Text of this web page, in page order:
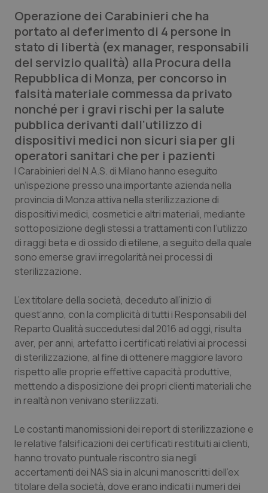
Professionisti Sanitari.AI
Abruzzo
Basilicata
Calabria
Campania
Emilia-Romagna
Friuli Venezia Giulia
Lazio
Liguria
Marche
Molise
Piemonte
Provincia Autonoma di Trento
Puglia
QS Pro Gold
Artrite & artrosi
Asma & BPCO
Car-T
Colesterolo & coronaropatie
Dermatite Atopica
Diabete & glucometri
Disturbi dell’umore
Donna & Salute
Epatiti
HIV
Ipertensione & Scompenso
Malattie rare
QS Club Newsletter
Operazione dei Carabinieri che ha
portato al deferimento di 4 persone in
stato di libertà (ex manager, responsabili
del servizio qualità) alla Procura della
Repubblica di Monza, per concorso in
falsità materiale commessa da privato
nonché per i gravi rischi per la salute
pubblica derivanti dall’utilizzo di
dispositivi medici non sicuri sia per gli
operatori sanitari che per i pazienti
I Carabinieri del N.A.S. di Milano hanno eseguito
un’ispezione presso una importante azienda nella
provincia di Monza attiva nella sterilizzazione di
dispositivi medici, cosmetici e altri materiali, mediante
sottoposizione degli stessi a trattamenti con l’utilizzo
di raggi beta e di ossido di etilene, a seguito della quale
sono emerse gravi irregolarità nei processi di
sterilizzazione.
L’ex titolare della società, deceduto all’inizio di
quest’anno, con la complicità di tutti i Responsabili del
Reparto Qualità succedutesi dal 2016 ad oggi, risulta
aver, per anni, artefatto i certificati relativi ai processi
di sterilizzazione, al fine di ottenere maggiore lavoro
rispetto alle proprie effettive capacità produttive,
mettendo a disposizione dei propri clienti materiali che
in realtà non venivano sterilizzati.
Le costanti manomissioni dei report di sterilizzazione e
le relative falsificazioni dei certificati restituiti ai clienti,
hanno trovato puntuale riscontro sia negli
accertamenti dei NAS sia in alcuni manoscritti dell’ex
titolare della società, dove erano indicati i numeri dei